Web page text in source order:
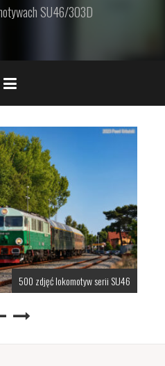
SU46/303D
500 zdjęć lokomotyw serii SU46